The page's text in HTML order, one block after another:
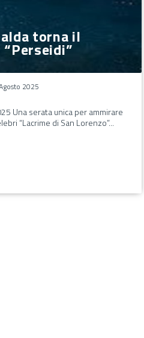
torna il
2025
Una serata unica per ammirare
“Lacrime di San Lorenzo”...